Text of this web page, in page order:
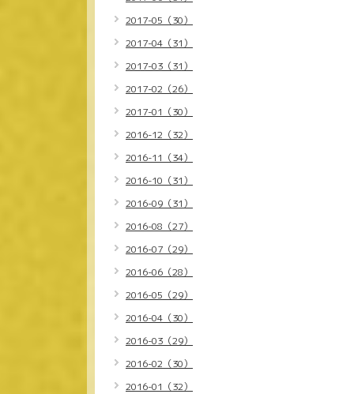
2017-05（30）
2017-04（31）
2017-03（31）
2017-02（26）
2017-01（30）
2016-12（32）
2016-11（34）
2016-10（31）
2016-09（31）
2016-08（27）
2016-07（29）
2016-06（28）
2016-05（29）
2016-04（30）
2016-03（29）
2016-02（30）
2016-01（32）